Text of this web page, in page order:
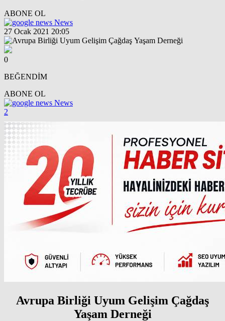
ABONE OL
News
27 Ocak 2021 20:05
0
BEĞENDİM
ABONE OL
News
2
Avrupa Birliği Uyum Gelişim Çağdaş
Yaşam Derneği